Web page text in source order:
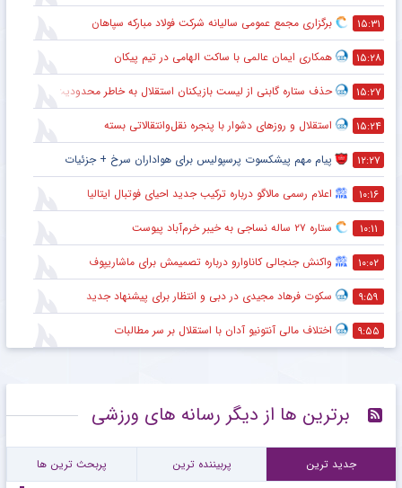
۱۵:۳۱ برگزاری مجمع عمومی سالیانه شرکت فولاد مبارکه سپاهان
۱۵:۲۸ همکاری ایمان عالمی با ساکت الهامی در تیم پیکان
۱۵:۲۷ حذف ستاره گابنی از لیست بازیکنان استقلال به خاطر محدودیت نقل‌وانتقالاتی
۱۵:۲۴ استقلال و روزهای دشوار با پنجره نقل‌وانتقالاتی بسته
۱۲:۲۷ پیام مهم پیشکسوت پرسپولیس برای هواداران سرخ + جزئیات
۱۰:۱۶ اعلام رسمی مالاگو درباره ترکیب جدید احیای فوتبال ایتالیا
۱۰:۱۱ ستاره ۲۷ ساله نساجی به خیبر خرم‌آباد پیوست
۱۰:۰۲ واکنش جنجالی کاناوارو درباره تصمیمش برای ماشاریپوف
۹:۵۹ سکوت فرهاد مجیدی در دبی و انتظار برای پیشنهاد جدید
۹:۵۵ اختلاف مالی آنتونیو آدان با استقلال بر سر مطالبات
برترین ها از دیگر رسانه های ورزشی
جدید ترین پربیننده ترین پربحث ترین ها